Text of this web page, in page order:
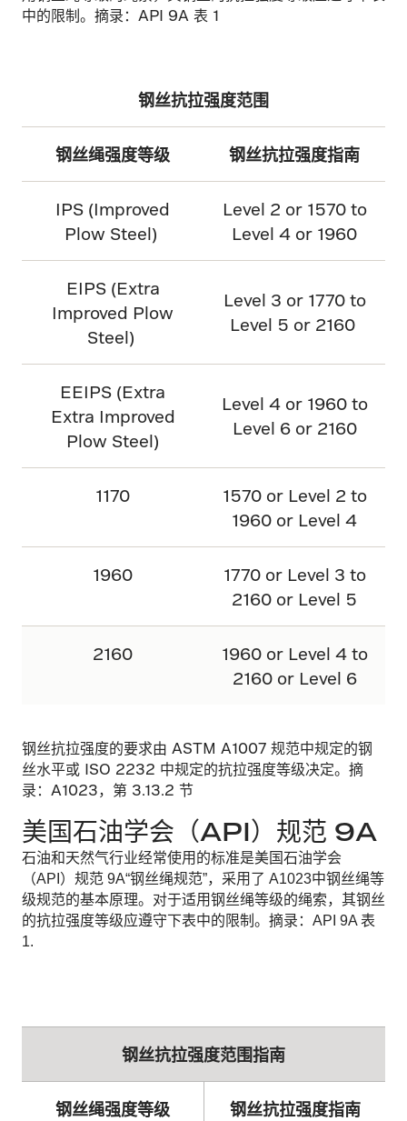
中的限制。摘录：API 9A 表 1
钢丝抗拉强度范围
钢丝绳强度等级 钢丝抗拉强度指南
IPS (Improved
Plow Steel)
Level 2 or 1570 to
Level 4 or 1960
EIPS (Extra
Improved Plow
Steel)
Level 3 or 1770 to
Level 5 or 2160
EEIPS (Extra
Extra Improved
Plow Steel)
Level 4 or 1960 to
Level 6 or 2160
1170
1570 or Level 2 to
1960 or Level 4
1960
1770 or Level 3 to
2160 or Level 5
2160
1960 or Level 4 to
2160 or Level 6
钢丝抗拉强度的要求由 ASTM A1007 规范中规定的钢
丝水平或 ISO 2232 中规定的抗拉强度等级决定。摘
录：A1023，第 3.13.2 节
美国石油学会（API）规范 9A
石油和天然气行业经常使用的标准是美国石油学会
（API）规范 9A“钢丝绳规范”，采用了 A1023中钢丝绳等
级规范的基本原理。对于适用钢丝绳等级的绳索，其钢丝
的抗拉强度等级应遵守下表中的限制。摘录：API 9A 表
1.
钢丝抗拉强度范围指南
钢丝绳强度等级 钢丝抗拉强度指南